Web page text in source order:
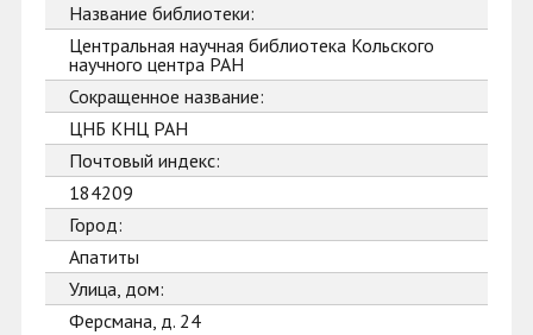
Название библиотеки:
Центральная научная библиотека Кольского
научного центра РАН
Сокращенное название:
ЦНБ КНЦ РАН
Почтовый индекс:
184209
Город:
Апатиты
Улица, дом:
Ферсмана, д. 24